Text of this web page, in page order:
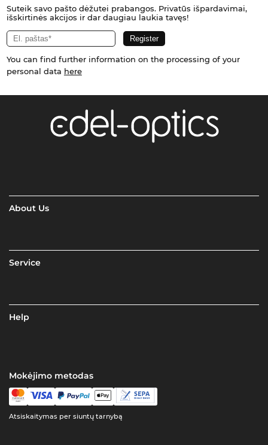
Suteik savo pašto dėžutei prabangos. Privatūs išpardavimai,
išskirtinės akcijos ir dar daugiau laukia tavęs!
You can find further information on the processing of your
personal data here
About Us
Service
Help
Mokėjimo metodas
Atsiskaitymas per siuntų tarnybą